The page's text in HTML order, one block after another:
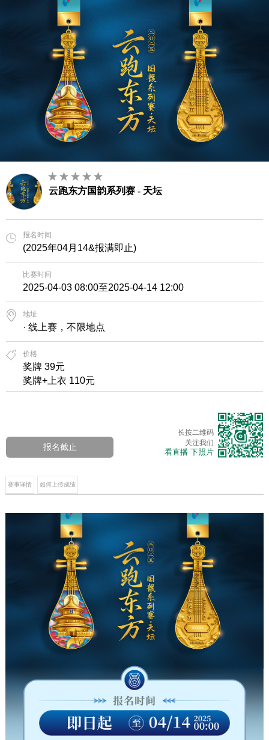
云跑东方国韵系列赛 - 天坛
报名时间
(2025年04月14&报满即止)
比赛时间
2025-04-03 08:00至2025-04-14 12:00
地址
· 线上赛，不限地点
价格
奖牌 39元
奖牌+上衣 110元
报名截止
长按二维码
关注我们
看直播 下照片
赛事详情 如何上传成绩